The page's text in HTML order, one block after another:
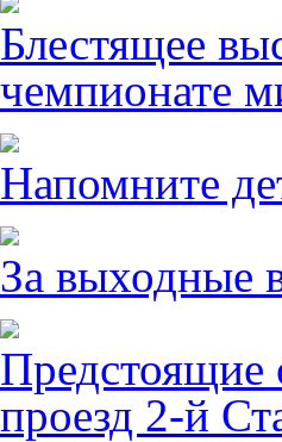
Блестящее
чемпионате
Напомните
За выходные
Предстоящие
проезд 2-й